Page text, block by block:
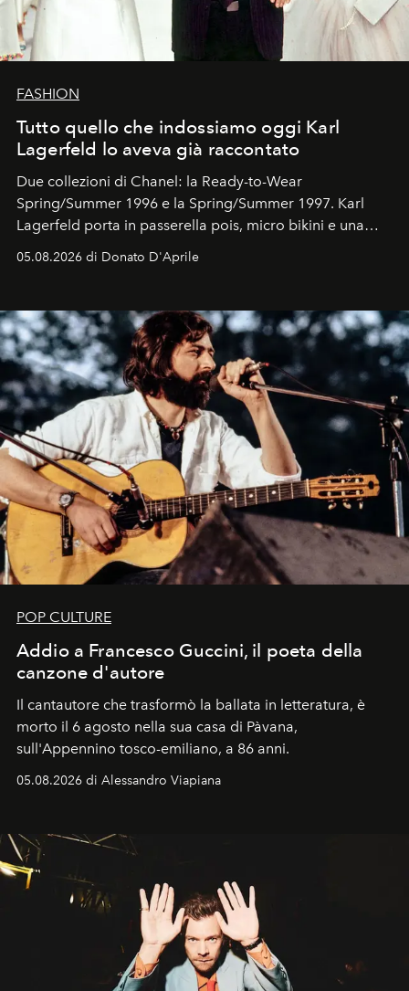
FASHION
Tutto quello che indossiamo oggi Karl
Lagerfeld lo aveva già raccontato
Due collezioni di Chanel: la Ready-to-Wear
Spring/Summer 1996 e la Spring/Summer 1997. Karl
Lagerfeld porta in passerella pois, micro bikini e una
Kate, Claudia e Carla una dietro l'altra. Trent'anni dopo,
uno dei documenti più contemporanei che abbiamo.
05.08.2026 di Donato D'Aprile
POP CULTURE
Addio a Francesco Guccini, il poeta della
canzone d'autore
Il cantautore che trasformò la ballata in letteratura, è
morto il 6 agosto nella sua casa di Pàvana,
sull'Appennino tosco-emiliano, a 86 anni.
05.08.2026 di Alessandro Viapiana